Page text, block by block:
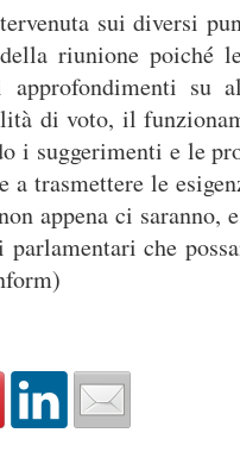
sui diversi
riunione poiché
su
di voto, il
i suggerimenti e le
a trasmettere le
appena ci
che